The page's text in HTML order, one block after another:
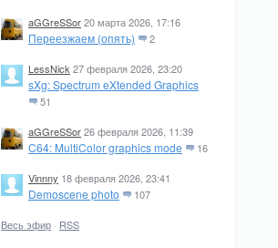
aGGreSSor20 марта 2026, 17:16
Переезжаем (опять) 2
LessNick 27 февраля 2026, 23:20
sXg: Spectrum eXtended Graphics
51
aGGreSSor26 февраля 2026, 11:39
C64: MultiColor graphics mode 16
Vinnny 18 февраля 2026, 23:41
Demoscene photo 107
Весь эфир · RSS